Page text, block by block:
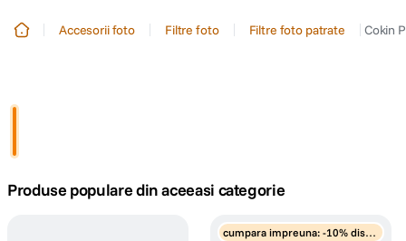
4. peak design
Accesorii foto Filtre foto Filtre foto patrate Cokin
Produse populare din aceeasi categorie
cumpara impreuna: -10% disco